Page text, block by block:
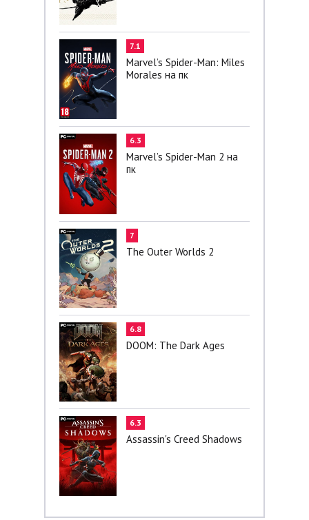
7.1
Marvel’s Spider-Man: Miles
Morales на пк
6.3
Marvel’s Spider-Man 2 на
пк
7
The Outer Worlds 2
6.8
DOOM: The Dark Ages
6.3
Assassin's Creed Shadows